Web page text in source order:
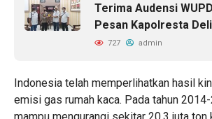
Terima Audensi
Pesan Kapolresta
727 admin
Indonesia telah memperlihatkan hasil
emisi gas rumah kaca. Pada tahun